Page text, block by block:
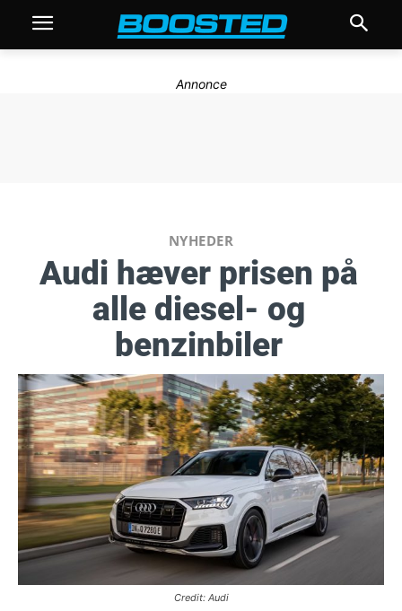
Annonce
NYHEDER
Audi hæver prisen på
alle diesel- og
benzinbiler
Credit: Audi